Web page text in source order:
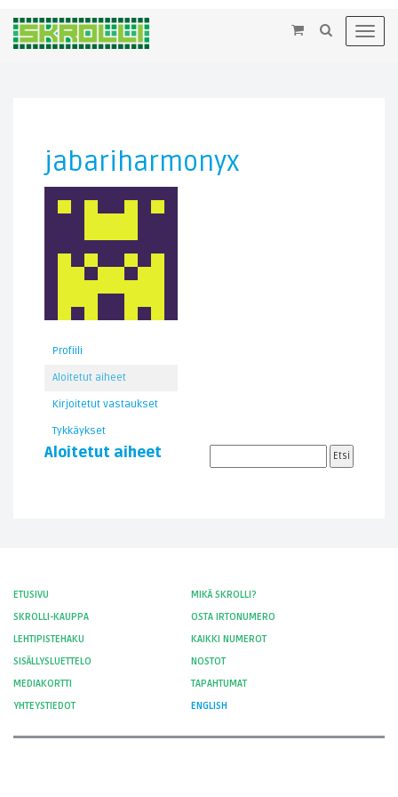
×
jabariharmonyx
Profiili
Aloitetut aiheet
Kirjoitetut vastaukset
Tykkäykset
Aloitetut aiheet
ETUSIVU
MIKÄ SKROLLI?
SKROLLI-KAUPPA
OSTA IRTONUMERO
LEHTIPISTEHAKU
KAIKKI NUMEROT
SISÄLLYSLUETTELO
NOSTOT
MEDIAKORTTI
TAPAHTUMAT
YHTEYSTIEDOT
ENGLISH